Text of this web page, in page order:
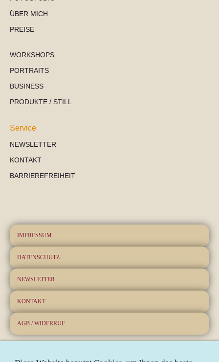
ÜBER MICH
PREISE
WORKSHOPS
PORTRAITS
BUSINESS
PRODUKTE / STILL
Service
NEWSLETTER
KONTAKT
BARRIEREFREIHEIT
IMPRESSUM
DATENSCHUTZ
NEWSLETTER
KONTAKT
AGB / WIDERRUF